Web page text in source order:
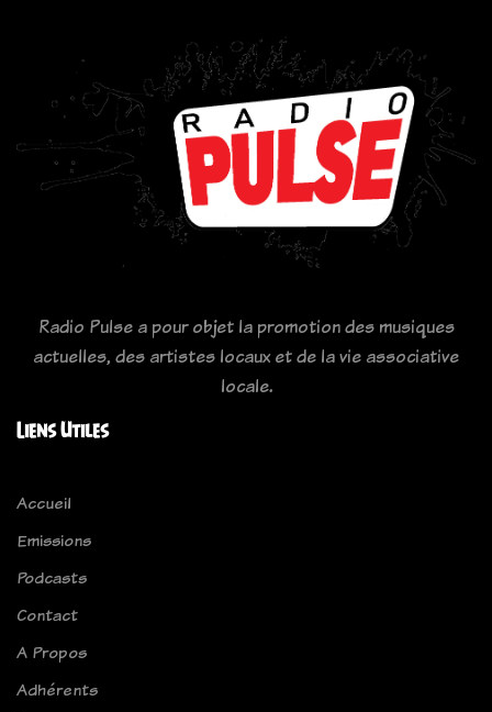
Radio Pulse a pour objet la promotion des musiques
actuelles, des artistes locaux et de la vie associative
locale.
Liens Utiles
Accueil
Emissions
Podcasts
Contact
A Propos
Adhérents